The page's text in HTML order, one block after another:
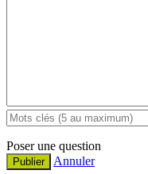
Poser une question
Publier Annuler